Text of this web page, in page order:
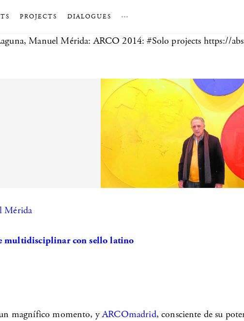
PROJECTS DIALOGUES …
Manuel Mérida: ARCO 2014: #Solo projects https://
Mérida
multidisciplinar con sello latino
magnífico momento, yARCOmadrid, consciente de su